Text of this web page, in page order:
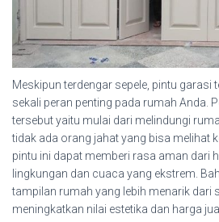
Meskipun terdengar sepele, pintu garasi
sekali peran penting pada rumah Anda.
tersebut yaitu mulai dari melindungi
tidak ada orang jahat yang bisa melihat
pintu ini dapat memberi rasa aman dari
lingkungan dan cuaca yang ekstrem.
tampilan rumah yang lebih menarik dari
meningkatkan nilai estetika dan harga